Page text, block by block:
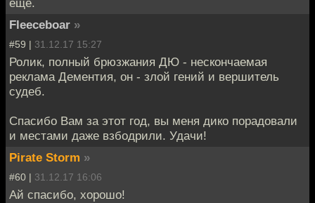
ещё.
Fleeceboar »
#59 | 31.12.17 15:27
Ролик, полный брюзжания ДЮ - нескончаемая
реклама Дементия, он - злой гений и вершитель
судеб.
Спасибо Вам за этот год, вы меня дико порадовали
и местами даже взбодрили. Удачи!
Pirate Storm »
#60 | 31.12.17 16:06
Ай спасибо, хорошо!